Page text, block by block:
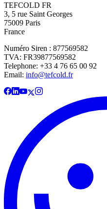
TEFCOLD FR
3, 5 rue Saint Georges
75009 Paris
France
Numéro Siren : 877569582
TVA: FR39877569582
Telephone: +33 4 76 65 00 92
Email: info@tefcold.fr